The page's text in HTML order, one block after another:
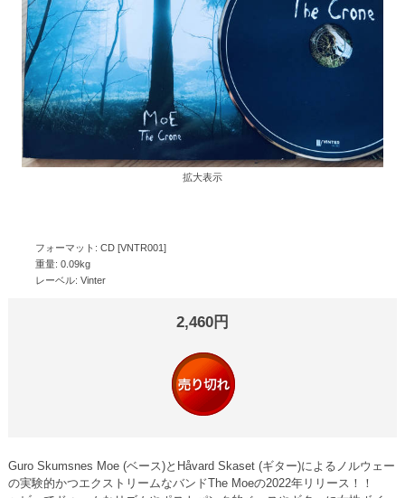
拡大表示
フォーマット: CD [VNTR001]
重量: 0.09kg
レーベル: Vinter
2,460円
Guro Skumsnes Moe (ベース)とHåvard Skaset (ギター)によるノルウェー
の実験的かつエクストリームなバンドThe Moeの2022年リリース！！